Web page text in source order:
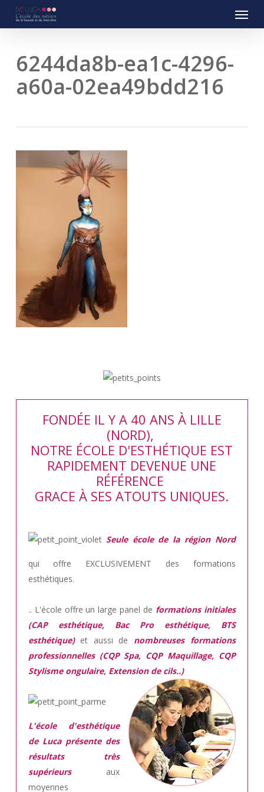
Menu
6244da8b-ea1c-4296-
a60a-02ea49bdd216
FONDÉE IL Y A 40 ANS À LILLE
(NORD),
NOTRE ÉCOLE D'ESTHÉTIQUE EST
RAPIDEMENT DEVENUE UNE
RÉFÉRENCE
GRACE À SES ATOUTS UNIQUES.
Seule école de la région Nord
qui offre EXCLUSIVEMENT des formations
esthétiques.
.. L'école offre un large panel de formations initiales
(CAP esthétique, Bac Pro esthétique, BTS
esthétique) et aussi de nombreuses formations
professionnelles (CQP Spa, CQP Maquillage, CQP
Stylisme ongulaire, Extension de cils..)
L'école d'esthétique
de Luca présente des
résultats très
supérieurs aux
moyennes